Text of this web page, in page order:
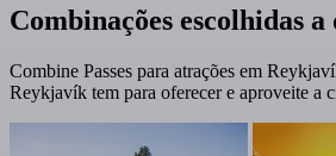
Combinações escolhidas a
Combine Passes para atrações em
Reykjavík tem para oferecer e aproveite a